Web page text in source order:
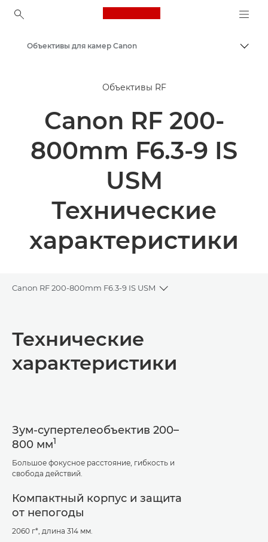
Canon Logo, back to
Объективы для камер Canon
Объективы RF
Canon RF 200-
800mm F6.3-9 IS
USM
Технические
характеристики
Canon RF 200-800mm F6.3-9 IS USM
Toggle breadcrumbs
Технические характеристики
Технические
характеристики
Зум-супертелеобъектив 200–
800 мм1
Большое фокусное расстояние, гибкость и
свобода действий.
Компактный корпус и защита
от непогоды
2060 г*, длина 314 мм.